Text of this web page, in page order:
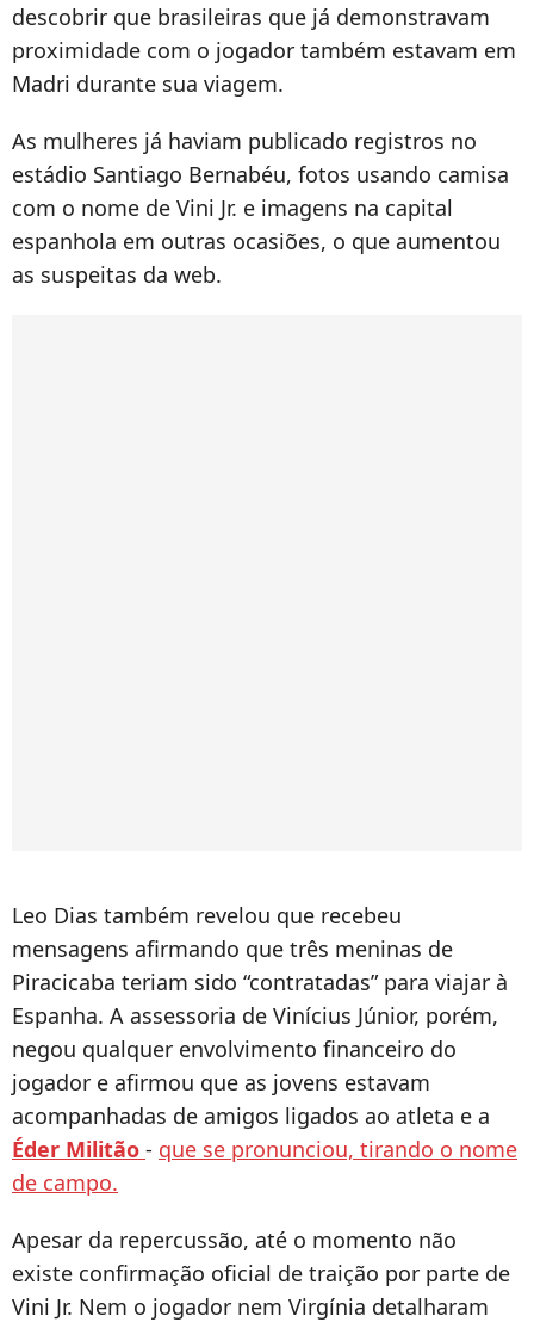
descobrir que brasileiras que já demonstravam
proximidade com o jogador também estavam em
Madri durante sua viagem.
As mulheres já haviam publicado registros no
estádio Santiago Bernabéu, fotos usando camisa
com o nome de Vini Jr. e imagens na capital
espanhola em outras ocasiões, o que aumentou
as suspeitas da web.
Leo Dias também revelou que recebeu
mensagens afirmando que três meninas de
Piracicaba teriam sido “contratadas” para viajar à
Espanha. A assessoria de Vinícius Júnior, porém,
negou qualquer envolvimento financeiro do
jogador e afirmou que as jovens estavam
acompanhadas de amigos ligados ao atleta e a
Éder Militão - que se pronunciou, tirando o nome
de campo.
Apesar da repercussão, até o momento não
existe confirmação oficial de traição por parte de
Vini Jr. Nem o jogador nem Virgínia detalharam